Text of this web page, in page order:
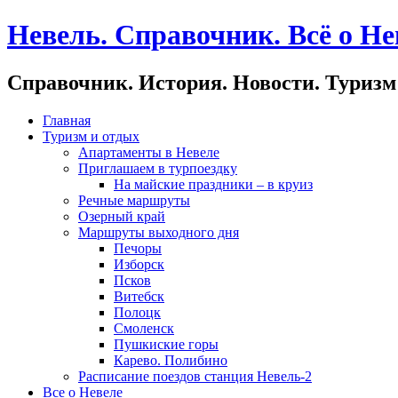
Невель. Справочник. Всё о
Справочник. История. Новости. Туризм
Главная
Туризм и отдых
Апартаменты в Невеле
Приглашаем в турпоездку
На майские праздники – в круиз
Речные маршруты
Озерный край
Маршруты выходного дня
Печоры
Изборск
Псков
Витебск
Полоцк
Смоленск
Пушкиские горы
Карево. Полибино
Расписание поездов станция Невель-2
Все о Невеле